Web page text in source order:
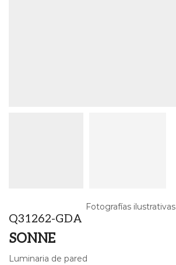
Fotografías ilustrativas
Q31262-GDA
SONNE
Luminaria de pared